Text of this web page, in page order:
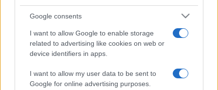
Google consents
I want to allow Google to enable storage
related to advertising like cookies on web or
device identifiers in apps.
I want to allow my user data to be sent to
Google for online advertising purposes.
rövidülésével változik majd, és rossz idő esetén esőnapot is
hirdetünk” – tette hozzá Simon-Horváth Szilvia, aki azt is
elárulta, hogy a Kultik Terasz kutyabarát mozi, ahová a
kedvenceket is el lehet vinni.